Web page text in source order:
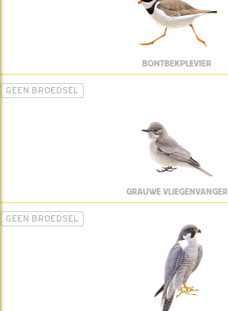
BONTBEKPLEVIER
GEEN BROEDSEL
GRAUWE VLIEGENVANGER
GEEN BROEDSEL